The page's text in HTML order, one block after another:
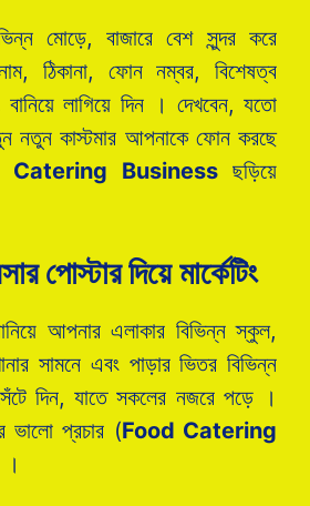
মোড়ে, বাজারে বেশ সুন্দর করে
ঠিকানা, ফোন নম্বর, বিশেষত্ব
বানিয়ে লাগিয়ে দিন । দেখবেন, যতো
নতুন কাস্টমার আপনাকে ফোন করছে
Catering Business ছড়িয়ে
পোস্টার দিয়ে মার্কেটিং
আপনার এলাকার বিভিন্ন স্কুল,
সামনে এবং পাড়ার ভিতর বিভিন্ন
দিন, যাতে সকলের নজরে পড়ে ।
ভালো প্রচার (Food Catering
।